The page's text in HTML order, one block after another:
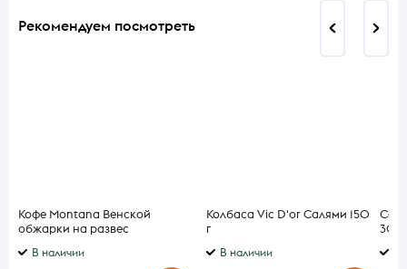
Рекомендуем посмотреть
Кофе Montana Венской
обжарки на развес
В наличии
Колбаса Vic D'or Салями 150
г
В наличии